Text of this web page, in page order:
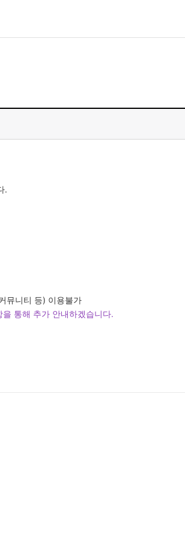
SMiniz
.
뮤니티 등) 이용불가
통해 추가 안내하겠습니다.